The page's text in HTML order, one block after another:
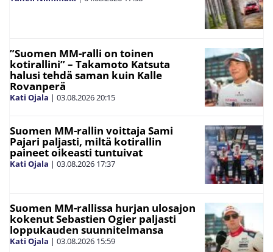
”Suomen MM-ralli on toinen
kotirallini” – Takamoto Katsuta
halusi tehdä saman kuin Kalle
Rovanperä
Kati Ojala | 03.08.202620:15
Suomen MM-rallin voittaja Sami
Pajari paljasti, miltä kotirallin
paineet oikeasti tuntuivat
Kati Ojala | 03.08.2026 17:37
Suomen MM-rallissa hurjan ulosajon
kokenut Sebastien Ogier paljasti
loppukauden suunnitelmansa
Kati Ojala | 03.08.2026 15:59